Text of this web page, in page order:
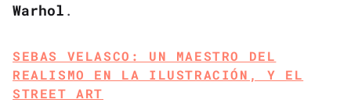
Warhol .
SEBAS VELASCO: UN MAESTRO DEL
REALISMO EN LA ILUSTRACIÓN, Y EL
STREET ART